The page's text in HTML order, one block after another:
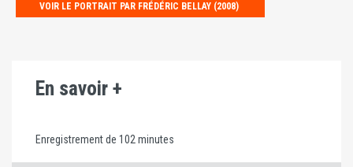
VOIR LE PORTRAIT PAR FRÉDÉRIC BELLAY (2008)
En savoir +
Enregistrement de 102 minutes